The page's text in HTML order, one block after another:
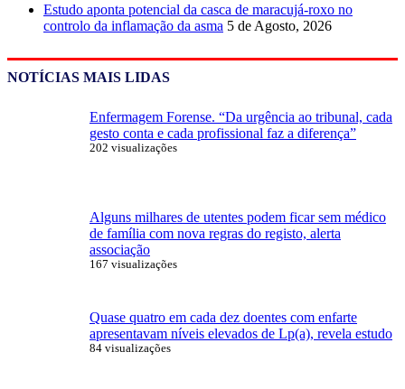
Estudo aponta potencial da casca de maracujá-roxo no
controlo da inflamação da asma 5 de Agosto, 2026
NOTÍCIAS MAIS LIDAS
Enfermagem Forense. “Da urgência ao tribunal, cada
gesto conta e cada profissional faz a diferença”
202 visualizações
Alguns milhares de utentes podem ficar sem médico
de família com nova regras do registo, alerta
associação
167 visualizações
Quase quatro em cada dez doentes com enfarte
apresentavam níveis elevados de Lp(a), revela estudo
84 visualizações